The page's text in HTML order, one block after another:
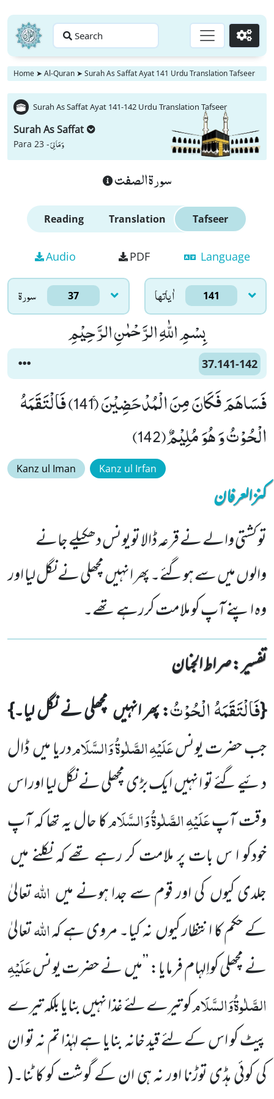
Search Go
Home ➤ Al-Quran ➤ Surah As Saffat Ayat 141 Urdu Translation Tafseer
Surah As Saffat Ayat 141-142 Urdu Translation Tafseer
Surah As Saffat
Para 23 -وَ مَا لِیَ
سورة الصفت
Reading Translation Tafseer
Audio PDF Language
سورۃ 37 اٰياتها 141
بِسْمِ اللّٰهِ الرَّحْمٰنِ الرَّحِیْمِ
37.141-142
فَسَاهَمَ فَكَانَ مِنَ الْمُدْحَضِیْنَۚ (141) فَالْتَقَمَهُ
الْحُوْتُ وَ هُوَ مُلِیْمٌ(142)
Kanz ul Iman Kanz ul Irfan
کنزالعرفان
تو کشتی والے نے قرعہ ڈالا تویونس دھکیلے جانے
والوں میں سے ہوگئے۔ پھر انہیں مچھلی نے نگل لیا اور
وہ اپنے آپ کو ملامت کررہے تھے۔
تفسیر : ‎صراط الجنان
{فَالْتَقَمَهُ الْحُوْتُ: پھر انہیںمچھلی نے نگل لیا۔}
جب حضرت یونسعَلَیْہِالصَّلٰوۃُوَالسَّلَامدریا میںڈال
دئیے گئے تو انہیںایک بڑی مچھلی نے نگل لیا اور اس
وقت آپعَلَیْہِالصَّلٰوۃُوَالسَّلَامکا حال یہ تھا کہ آپ
خودکو ا س بات پر ملامت کر رہے تھے کہ نکلنے میں
جلدی کیوںکی اور قوم سے جدا ہونے میں اللہتعالیٰ
کے حکم کا انتظار کیوںنہ کیا۔ مروی ہے کہاللہتعالیٰ
نے مچھلی کواِلہام فرمایا: ’’میںنے حضرت یونسعَلَیْہِ
الصَّلٰوۃُوَالسَّلَامکو تیرے لئے غذا نہیںبنایا بلکہ تیرے
پیٹ کو اس کے لئے قید خانہ بنایا ہے لہٰذا تم نہ تو ان
کی کوئی ہڈی توڑنا اور نہ ہی ان کے گوشت کو کاٹنا۔(